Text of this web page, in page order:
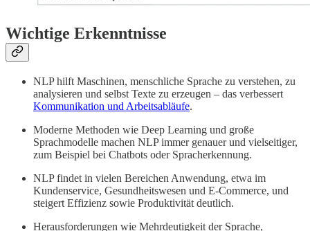
Wichtige Erkenntnisse
NLP hilft Maschinen, menschliche Sprache zu verstehen, zu
analysieren und selbst Texte zu erzeugen – das verbessert
Kommunikation und Arbeitsabläufe.
Moderne Methoden wie Deep Learning und große
Sprachmodelle machen NLP immer genauer und vielseitiger,
zum Beispiel bei Chatbots oder Spracherkennung.
NLP findet in vielen Bereichen Anwendung, etwa im
Kundenservice, Gesundheitswesen und E-Commerce, und
steigert Effizienz sowie Produktivität deutlich.
Herausforderungen wie Mehrdeutigkeit der Sprache,